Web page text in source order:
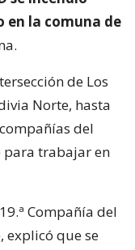
en la comuna de
de Los
Norte, hasta
del
para trabajar en
Compañía del
explicó que se